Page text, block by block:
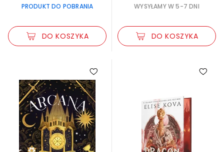
PRODUKT DO POBRANIA
DO KOSZYKA
WYSYŁAMY W 5-7 DNI
DO KOSZYKA